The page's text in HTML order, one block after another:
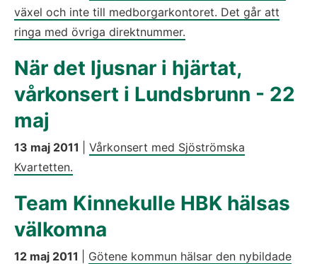
växel och inte till medborgarkontoret. Det går att
ringa med övriga direktnummer.
När det ljusnar i hjärtat,
vårkonsert i Lundsbrunn - 22
maj
13 maj 2011
Vårkonsert med Sjöströmska
Kvartetten.
Team Kinnekulle HBK hälsas
välkomna
12 maj 2011
Götene kommun hälsar den nybildade